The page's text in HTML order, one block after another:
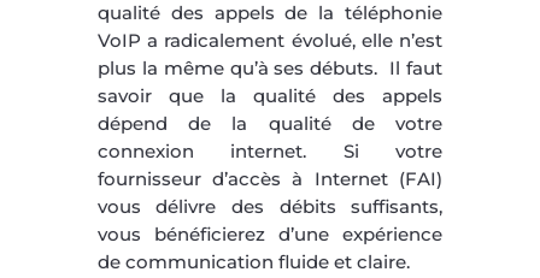
qualité des appels de la téléphonie
VoIP a radicalement évolué, elle n’est
plus la même qu’à ses débuts. Il faut
savoir que la qualité des appels
dépend de la qualité de votre
connexion internet. Si votre
fournisseur d’accès à Internet (FAI)
vous délivre des débits suffisants,
vous bénéficierez d’une expérience
de communication fluide et claire.